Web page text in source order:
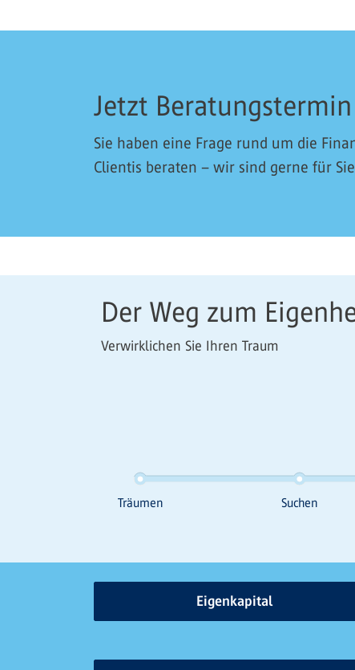
Jetzt
Sie haben eine Frage rund um die
Clientis beraten – wir sind gerne für
Der Weg zum
Verwirklichen Sie Ihren Traum
Eigenkapital